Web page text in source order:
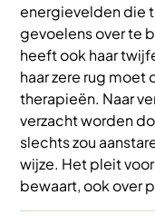
energievelden die
gevoelens over te
heeft ook haar
haar zere rug moet
therapieën. Naar
verzacht worden
slechts zou
wijze. Het pleit
bewaart, ook over